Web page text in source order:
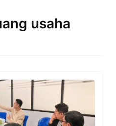
usaha